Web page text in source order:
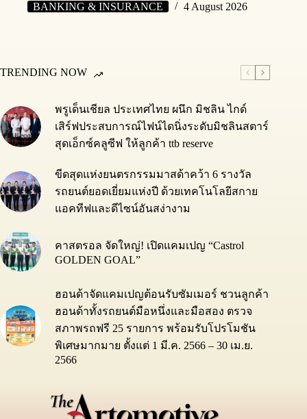
BANKING & INSURANCE
4 August 2026
TRENDING NOW
พรูเด็นเชียล ประเทศไทย ผนึก มิชลิน ไกด์
เสิร์ฟประสบการณ์ไฟน์ไดนิ่งระดับมิชลินสตาร์
สุดเอ็กซ์คลูซีฟ ให้ลูกค้า ttb reserve
ขีดสุดแห่งยนตรกรรมมาสด้าคว้า 6 รางวัล
รถยนต์ยอดเยี่ยมแห่งปี ด้วยเทคโนโลยีสกาย
แอคทีฟและดีไซน์อันสง่างาม
คาสตรอล จัดใหญ่! เปิดแคมเปญ “Castrol
GOLDEN GOAL”
ฮอนด้าจัดแคมเปญต้อนรับซัมเมอร์ ชวนลูกค้า
ฮอนด้าทั้งรถยนต์มือหนึ่งและมือสอง ตรวจ
สภาพรถฟรี 25 รายการ พร้อมรับโปรโมชัน
พิเศษมากมาย ตั้งแต่ 1 มี.ค. 2566 – 30 เม.ย.
2566